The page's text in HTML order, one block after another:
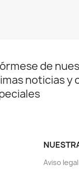
de
noticias y
Aviso